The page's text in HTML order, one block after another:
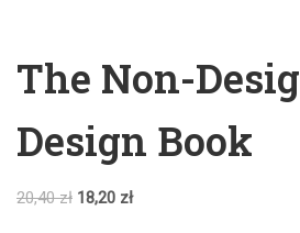
The Non-
Design Book
20,40zł 18,20 zł